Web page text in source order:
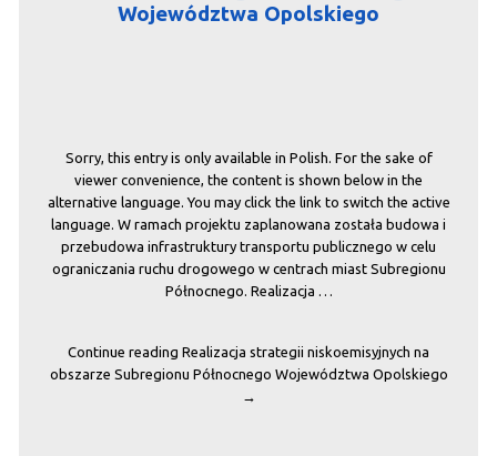
Województwa Opolskiego
Sorry, this entry is only available in Polish. For the sake of
viewer convenience, the content is shown below in the
alternative language. You may click the link to switch the active
language. W ramach projektu zaplanowana została budowa i
przebudowa infrastruktury transportu publicznego w celu
ograniczania ruchu drogowego w centrach miast Subregionu
Północnego. Realizacja …
Continue reading Realizacja strategii niskoemisyjnych na
obszarze Subregionu Północnego Województwa Opolskiego
→